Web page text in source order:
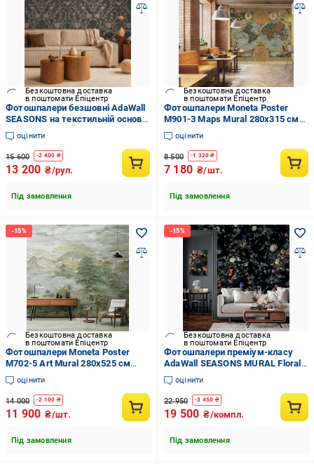
Безкоштовна доставка
в поштомати Епіцентр
Фотошпалери безшовні AdaWall
SEASONS на текстильній основі
Квітковий та листовий дизайн
(SE307-3)
оцінити
15 600 -2 400 ₴
13 200 ₴/рул.
Під замовлення
Безкоштовна доставка
в поштомати Епіцентр
Фотошпалери Moneta Poster
M901-3 Maps Mural 280х315 см
(14237911)
оцінити
8 500 -1 320 ₴
7 180 ₴/шт.
Під замовлення
Безкоштовна доставка
в поштомати Епіцентр
Фотошпалери Moneta Poster
M702-5 Art Mural 280х525 см
(14237902)
оцінити
14 000 -2 100 ₴
11 900 ₴/шт.
Під замовлення
Безкоштовна доставка
в поштомати Епіцентр
Фотошпалери преміум-класу
AdaWall SEASONS MURAL Floral
Чорний (SE315-1)
оцінити
22 950 -3 450 ₴
19 500 ₴/компл.
Під замовлення